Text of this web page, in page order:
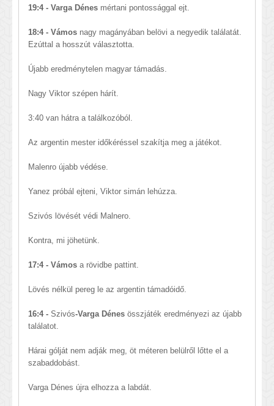
19:4 - Varga Dénes mértani pontossággal ejt.
18:4 - Vámos nagy magányában belövi a negyedik találatát.
Ezúttal a hosszút választotta.
Újabb eredménytelen magyar támadás.
Nagy Viktor szépen hárít.
3:40 van hátra a találkozóból.
Az argentin mester időkéréssel szakítja meg a játékot.
Malenro újabb védése.
Yanez próbál ejteni, Viktor simán lehúzza.
Szivós lövését védi Malnero.
Kontra, mi jöhetünk.
17:4 - Vámos a rövidbe pattint.
Lövés nélkül pereg le az argentin támadóidő.
16:4 - Szivós-Varga Dénes összjáték eredményezi az újabb
találatot.
Hárai gólját nem adják meg, öt méteren belülről lőtte el a
szabaddobást.
Varga Dénes újra elhozza a labdát.